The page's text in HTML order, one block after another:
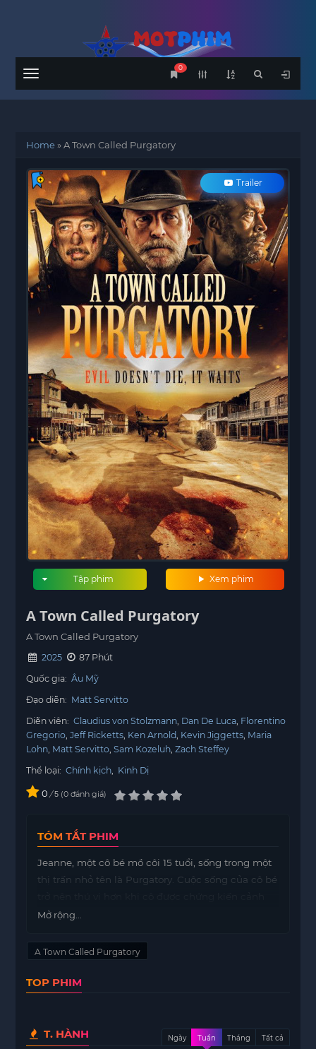
Menu
0
Home»A Town Called Purgatory
Trailer
Xem phim
Tập phim
A Town Called Purgatory
A Town Called Purgatory
2025
87 Phút
Quốc gia: Âu Mỹ
Đạo diễn: Matt Servitto
Diễn viên: Claudius von Stolzmann Dan De Luca Florentino
Gregorio Jeff Ricketts Ken Arnold Kevin Jiggetts Maria
Lohn Matt Servitto Sam Kozeluh Zach Steffey
Thể loại: Chính kịch Kinh Dị
0 / 5 0 đánh giá
TÓM TẮT PHIM
Jeanne, một cô bé mồ côi 15 tuổi, sống trong một
thị trấn nhỏ tên là Purgatory. Cuộc sống của cô bé
quay cho bộ phim chuyển thể từ truyện cổ tích
không thể rời mắt khỏi Cristina, ngôi sao của bộ
năng mà còn mang trong mình sự bí ẩn và quyến
Sự xuất hiện của Cristina đã làm dậy lên trong
Mở rộng...
A Town Called Purgatory
TOP PHIM
T. HÀNH Ngày Tuần Tháng Tất cả